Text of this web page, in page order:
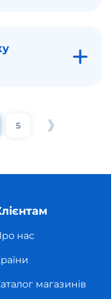
5
нас
магазинів